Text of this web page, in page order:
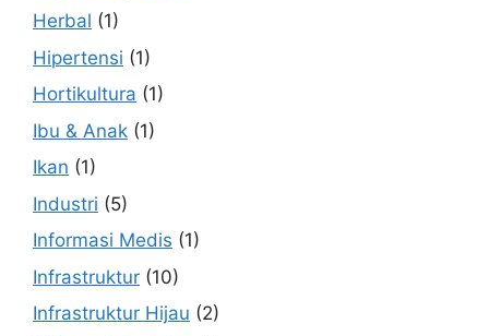
Herbal (1)
Hipertensi (1)
Hortikultura (1)
Ibu & Anak (1)
Ikan (1)
Industri (5)
Informasi Medis (1)
Infrastruktur (10)
Infrastruktur Hijau (2)